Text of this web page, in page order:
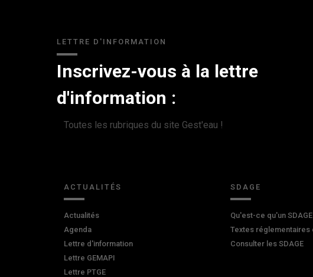
LETTRE D'INFORMATION
Inscrivez-vous à la lettre
d'information :
Toutes les rubriques du site Gest'eau !
ACTUALITÉS
Actualités
Agenda
Lettre d'information
Lettre GEMAPI
Lettre PTGE
SDAGE
Qu'est-ce qu'un SDAGE
Textes réglementaires
Consulter les SDAGE